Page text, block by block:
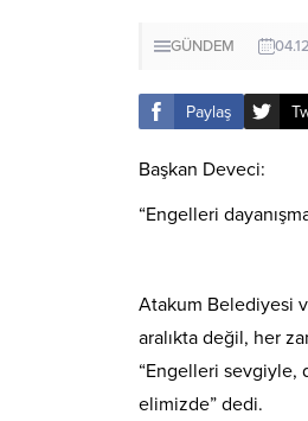
GÜNDEM
Paylaş
Başkan Deveci:
“Engelleri
Atakum Belediyesi
aralıkta değil, her
“Engelleri sevgiyle,
elimizde” dedi.